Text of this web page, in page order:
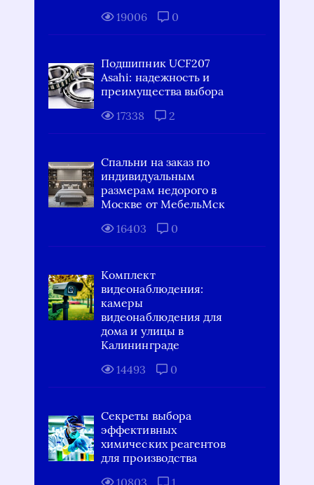
19006
0
Подшипник UCF207
Asahi: надежность и
преимущества выбора
17338
2
Спальни на заказ по
индивидуальным
размерам недорого в
Москве от МебельМск
16403
0
Комплект
видеонаблюдения:
камеры
видеонаблюдения для
дома и улицы в
Калининграде
14493
0
Секреты выбора
эффективных
химических реагентов
для производства
10803
1